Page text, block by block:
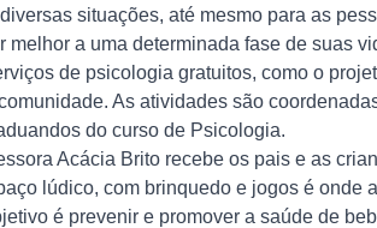
situações, até mesmo para as
a uma determinada fase de suas
de psicologia gratuitos, como o
As atividades são
do curso de Psicologia.
Acácia Brito recebe os pais e as
lúdico, com brinquedo e jogos é onde
é prevenir e promover a saúde de